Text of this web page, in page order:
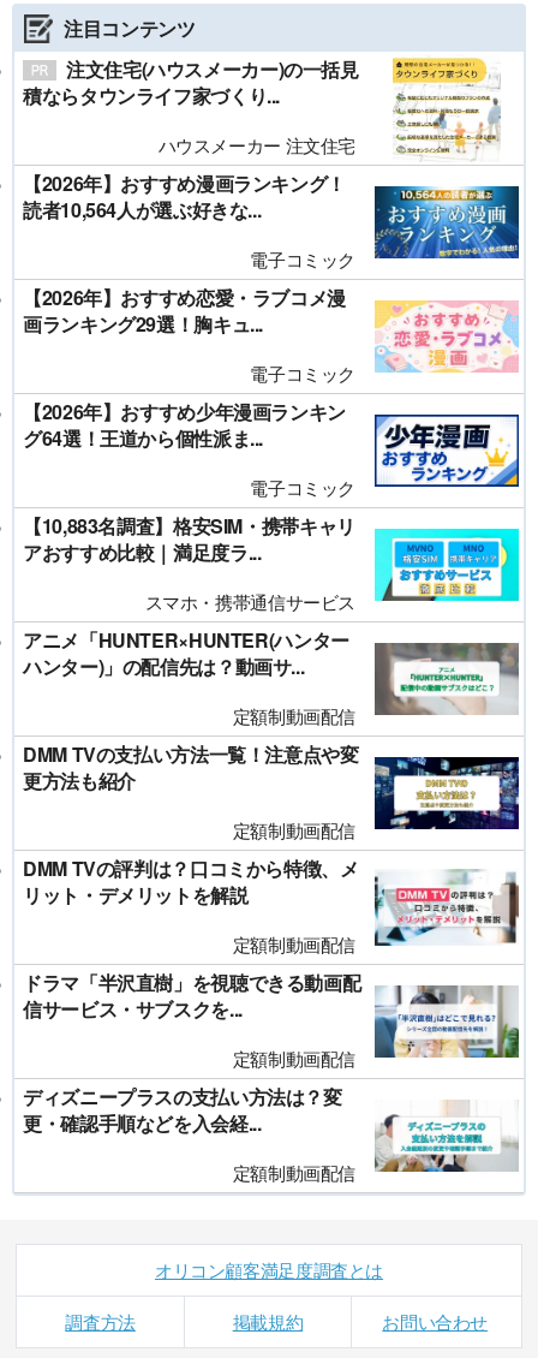
注目コンテンツ
注文住宅(ハウスメーカー)の一括見
積ならタウンライフ家づくり...
ハウスメーカー 注文住宅
【2026年】おすすめ漫画ランキング！
読者10,564人が選ぶ好きな...
電子コミック
【2026年】おすすめ恋愛・ラブコメ漫
画ランキング29選！胸キュ...
電子コミック
【2026年】おすすめ少年漫画ランキン
グ64選！王道から個性派ま...
電子コミック
【10,883名調査】格安SIM・携帯キャリ
アおすすめ比較｜満足度ラ...
スマホ・携帯通信サービス
アニメ「HUNTER×HUNTER(ハンター
ハンター)」の配信先は？動画サ...
定額制動画配信
DMM TVの支払い方法一覧！注意点や変
更方法も紹介
定額制動画配信
DMM TVの評判は？口コミから特徴、メ
リット・デメリットを解説
定額制動画配信
ドラマ「半沢直樹」を視聴できる動画配
信サービス・サブスクを...
定額制動画配信
ディズニープラスの支払い方法は？変
更・確認手順などを入会経...
定額制動画配信
オリコン顧客満足度調査とは
調査方法 掲載規約 お問い合わせ